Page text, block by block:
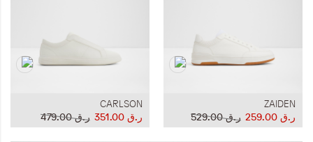
ZAIDEN
ر.ق‏ 529.00
ر.ق‏ 259.00
CARLSON
ر.ق‏ 479.00
ر.ق‏ 351.00